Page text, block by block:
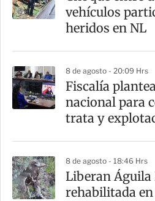
r
t
vehículos
heridos en NL
8 de agosto - 20:09 Hrs
Fiscalía
nacional para
trata y
8 de agosto - 18:46 Hrs
Liberan Águila
rehabilitada